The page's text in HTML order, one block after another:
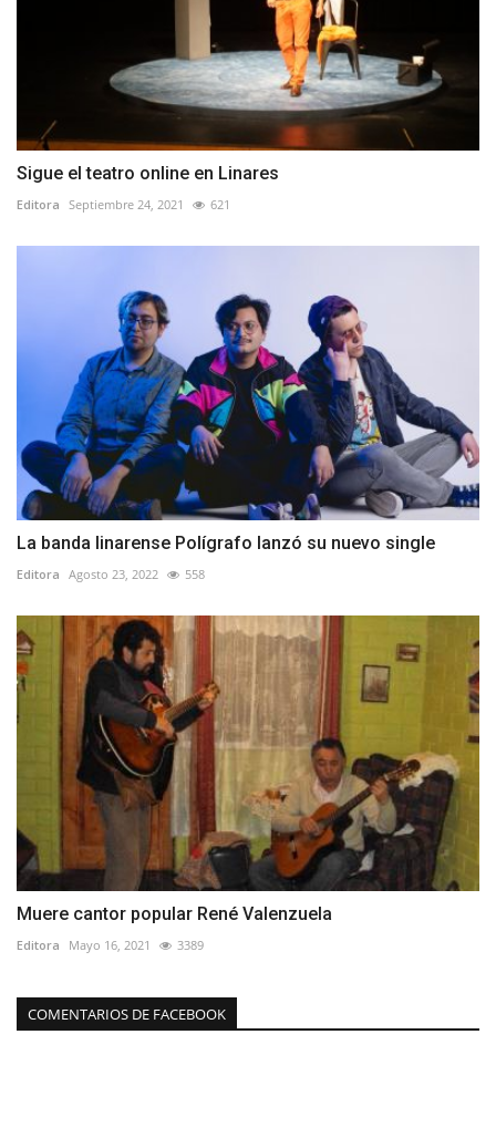
Sigue el teatro online en Linares
Editora Septiembre 24, 2021 621
La banda linarense Polígrafo lanzó su nuevo single
Editora Agosto 23, 2022 558
Muere cantor popular René Valenzuela
Editora Mayo 16, 2021 3389
COMENTARIOS DE FACEBOOK